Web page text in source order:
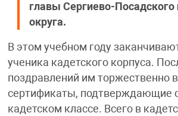
главы Сергиево-Посадского
округа.
В этом учебном году
ученика кадетского корпуса.
поздравлений им торжественно
сертификаты, подтверждающие
кадетском классе. Всего в